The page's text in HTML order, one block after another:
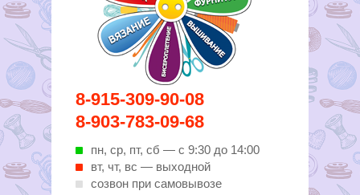
8-915-309-90-08
8-903-783-09-68
пн, ср, пт, cб — с 9:30 до 14:00
вт, чт, вс — выходной
созвон при самовывозе
Вирутозы иглы. Товары для
шитья и рукоделья